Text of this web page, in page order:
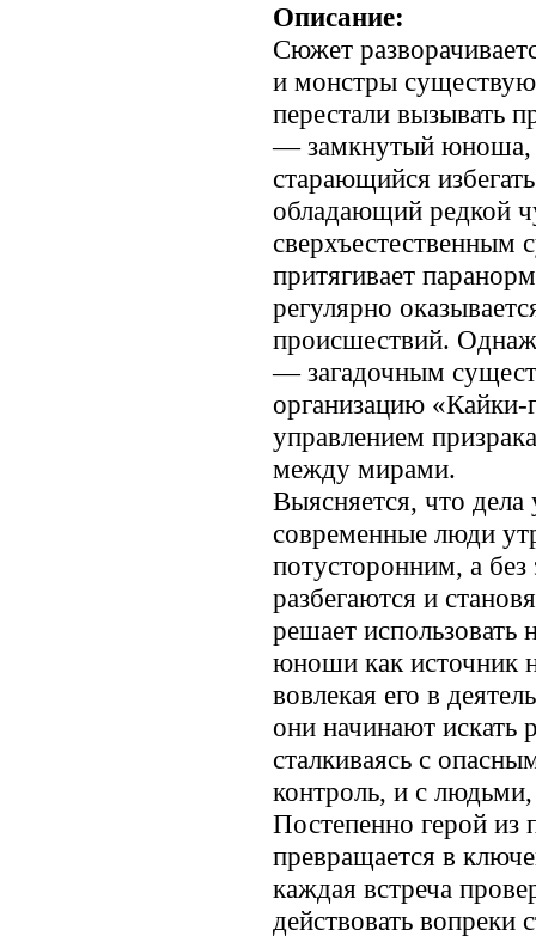
Описание:
Сюжет
и монстры
перестали вызывать
— замкнутый юноша,
старающийся
обладающий редкой
сверхъестественным
притягивает
регулярно
происшествий.
— загадочным
организацию
управлением
между мирами.
Выясняется, что
современные люди
потусторонним, а
разбегаются и
решает
юноши как источник
вовлекая его в
они начинают искать
сталкиваясь с
контроль, и с
Постепенно герой из
превращается в
каждая встреча
действовать вопреки